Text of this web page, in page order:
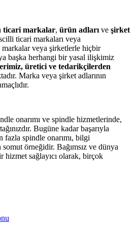
ticari markalar, ürün adları ve şirket
ticari markaları veya
veya şirketlerle hiçbir
başka herhangi bir yasal ilişkimiz
üretici ve tedarikçilerden
Marka veya şirket adlarının
onarımı ve spindle hizmetlerinde,
Bugüne kadar başarıyla
fazla spindle onarımı, bilgi
örneğidir. Bağımsız ve dünya
hizmet sağlayıcı olarak, birçok